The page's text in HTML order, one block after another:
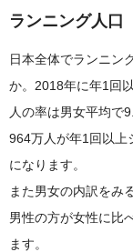
ランニング人口
日本全体でランニン
か。2018年に年1回
人の率は男女平均で
964万人が年1回以上
になります。
また男女の内訳をみ
男性の方が女性に比
ます。